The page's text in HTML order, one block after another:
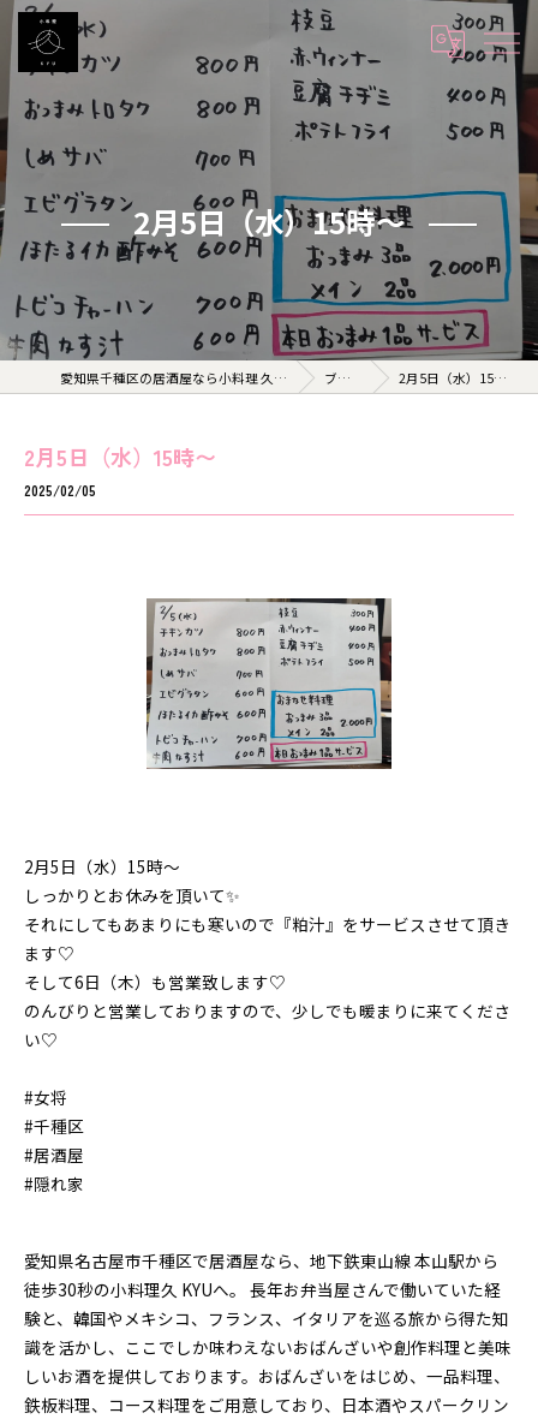
2月5日（水）15時〜
愛知県千種区の居酒屋なら小料理 久 KYU ブログ 2月5日（水）15時〜
2月5日（水）15時〜
2025/02/05
2月5日（水）15時〜
しっかりとお休みを頂いて✨
それにしてもあまりにも寒いので『粕汁』をサービスさせて頂き
ます♡
そして6日（木）も営業致します♡
のんびりと営業しておりますので、少しでも暖まりに来てくださ
い♡
#女将
#千種区
#居酒屋
#隠れ家
愛知県名古屋市千種区で居酒屋なら、地下鉄東山線 本山駅から
徒歩30秒の小料理久 KYUへ。 長年お弁当屋さんで働いていた経
験と、韓国やメキシコ、フランス、イタリアを巡る旅から得た知
識を活かし、ここでしか味わえないおばんざいや創作料理と美味
しいお酒を提供しております。おばんざいをはじめ、一品料理、
鉄板料理、コース料理をご用意しており、日本酒やスパークリン